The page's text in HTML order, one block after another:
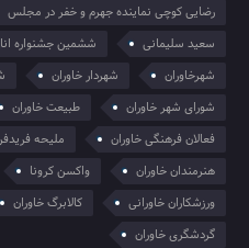
رضایی کوچی نماینده جهرم و خفر در مجلس
سعید سلیمانی
ششمین جشنواره
شهرخاوران
شهردار خاوران
شورای شهر خاوران
طبیعت خاوران
فعالان فرهنگی خاوران
ملیحه
هنرمندان خاوران
واکسن کرونا
ورزشکاران خاورانی
کالابرگ خاوران
گردشگری خاوران